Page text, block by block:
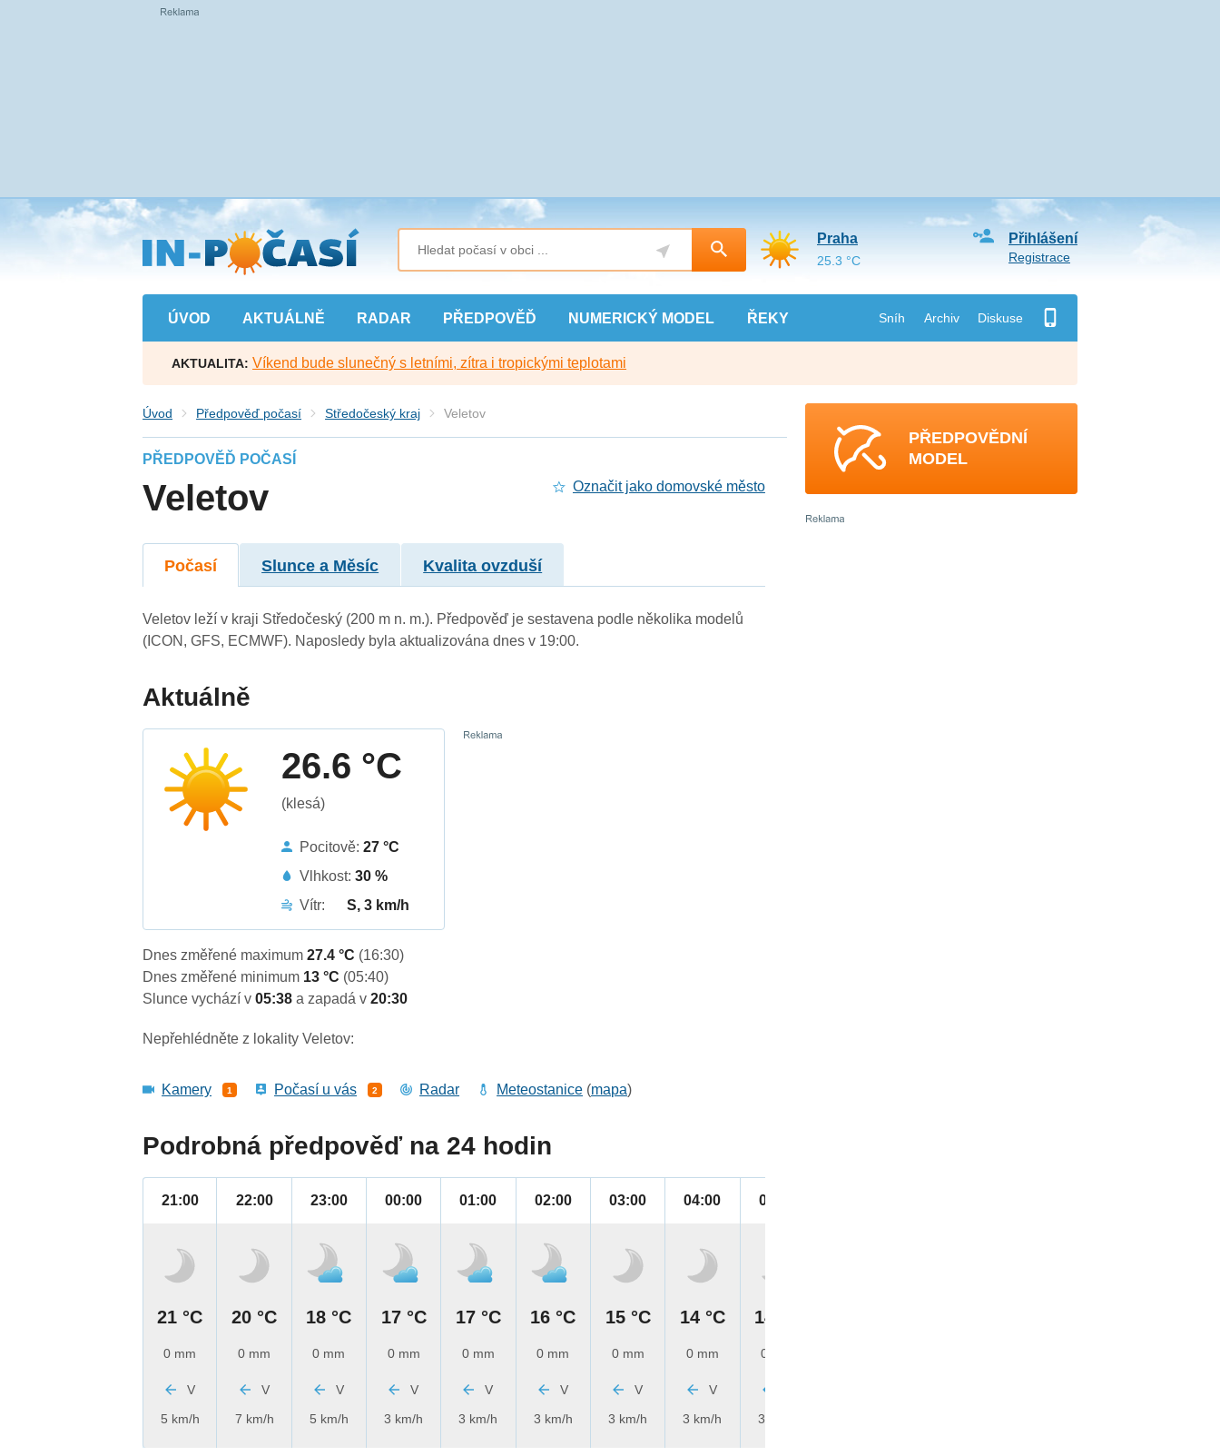
Přejít
na
hlavní
obsah
ÚVOD AKTUÁLNĚ RADAR PŘEDPOVĚĎ NUMERICKÝ MODEL ŘEKY Sníh Archiv Diskuse
Přihlášení
Registrace
Praha
25.3 °C
AKTUALITA: Víkend bude slunečný s letními, zítra i tropickými teplotami
Úvod Předpověď počasí Středočeský kraj Veletov
PŘEDPOVĚĎ POČASÍ
Veletov Označit jako domovské město
Počasí Slunce a Měsíc Kvalita ovzduší
Veletov leží v kraji Středočeský (200 m n. m.). Předpověď je sestavena podle několika modelů
(ICON, GFS, ECMWF). Naposledy byla aktualizována dnes v 19:00.
Aktuálně
26.6 °C
(klesá)
Pocitově:27 °C
Vlhkost:30 %
Vítr:
S, 3 km/h
Dnes změřené maximum27.4 °C (16:30)
Dnes změřené minimum 13 °C (05:40)
Slunce vychází v05:38a zapadá v20:30
Nepřehlédněte z lokality Veletov:
Kamery 1 Počasí u vás 2 Radar Meteostanice (mapa)
Podrobná předpověď na 24 hodin
21:00
21 °C
0 mm
V
5 km/h
22:00
20 °C
0 mm
V
7 km/h
23:00
18 °C
0 mm
V
5 km/h
00:00
17 °C
0 mm
V
3 km/h
01:00
17 °C
0 mm
V
3 km/h
02:00
16 °C
0 mm
V
3 km/h
03:00
15 °C
0 mm
V
3 km/h
04:00
14 °C
0 mm
V
3 km/h
05:00
14 °C
0 mm
3 km/h
PŘEDPOVĚDNÍ
MODEL